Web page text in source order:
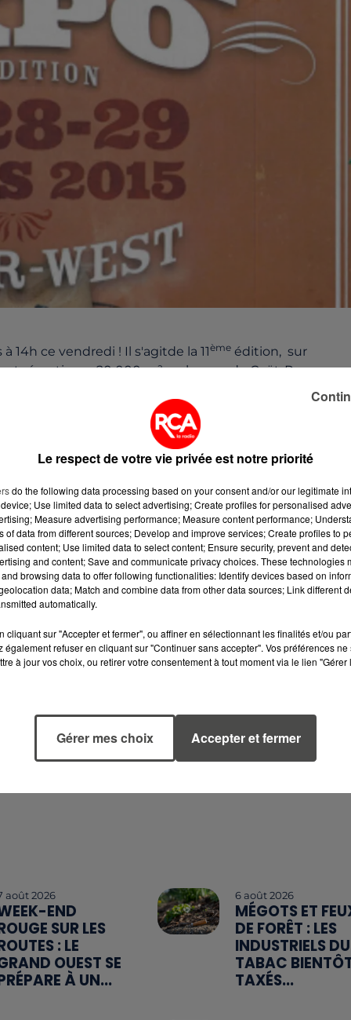
14h ce vendredi ! Il s'agitde la 11ème édition, sur
répartis sur 20 000 m²sur le parc de Coët-Roz :
habitat neuf et rénovation, vins et produits
tipi et vous faire maquiller par une indienne ! Des
cowboy. Ils vous initierontau jeu du fer à cheval,
photo avec eux ! Les visiteurs pourront
simplement profiter des spectacles proposés 3 fois
à 20h, salle de CoëtRoz.
jusqu'à dimanche !
14h à 19h, samedi et dimanchede 10h à 19h (Pause
Quéral samedi etdimanche de 10h à 19h
août 2026
END
SUR LES
: LE
OUEST SE
À UN...
6 août 2026
MÉGOTS ET
DE FORÊT : LES
INDUSTRIELS DU
TABAC
TAXÉS...
Le respect de votre vie privée est notre priorité
do the following data processing based on your consent and/or our legitimate
Use limited data to select advertising; Create profiles for personalised
Measure advertising performance; Measure content performance;
of data from different sources; Develop and improve services; Create profiles to
content; Use limited data to select content; Ensure security, prevent and
and content; Save and communicate privacy choices. These technologies
browsing data to offer following functionalities: Identify devices based on
data; Match and combine data from other data sources; Link different
automatically.
cliquant sur "Accepter et fermer", ou affiner en sélectionnant les finalités et/ou
également refuser en cliquant sur "Continuer sans accepter". Vos préférences
à jour vos choix, ou retirer votre consentement à tout moment via le lien
Gérer mes choix Accepter et fermer